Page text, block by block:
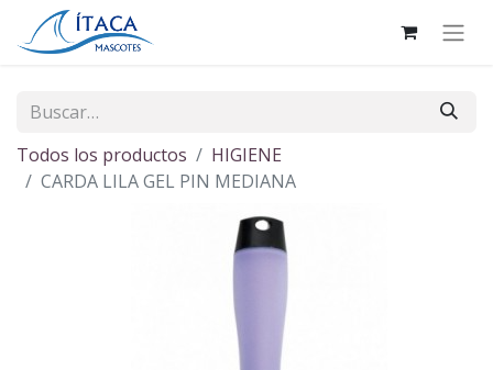
Todos los productos
HIGIENE
CARDA LILA GEL PIN MEDIANA